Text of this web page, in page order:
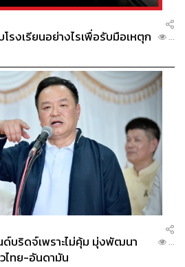
รงเรียนอย่างไรเพื่อรับมือเหตุก
...
บริดจ์เพราะไม่คุ้ม มุ่งพัฒนา
ไทย-อันดามัน
...